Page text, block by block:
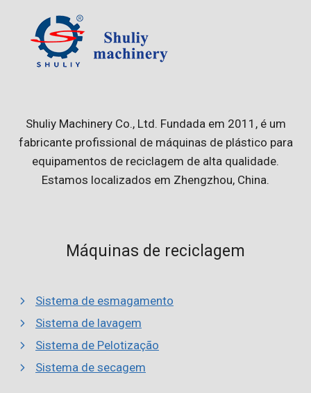
Shuliy Machinery Co., Ltd. Fundada em 2011, é um
fabricante profissional de máquinas de plástico para
equipamentos de reciclagem de alta qualidade.
Estamos localizados em Zhengzhou, China.
Máquinas de reciclagem
Sistema de esmagamento
Sistema de lavagem
Sistema de Pelotização
Sistema de secagem